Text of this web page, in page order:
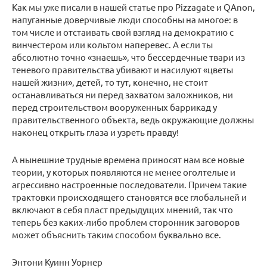
Как мы уже писали в нашей статье про Pizzagate и QAnon,
напуганные доверчивые люди способны на многое: в
том числе и отстаивать свой взгляд на демократию с
винчестером или кольтом наперевес. А если ты
абсолютно точно «знаешь», что бессердечные твари из
теневого правительства убивают и насилуют «цветы
нашей жизни», детей, то тут, конечно, не стоит
останавливаться ни перед захватом заложников, ни
перед строительством вооруженных баррикад у
правительственного объекта, ведь окружающие должны
наконец открыть глаза и узреть правду!
А нынешние трудные времена приносят нам все новые
теории, у которых появляются не менее оголтелые и
агрессивно настроенные последователи. Причем такие
трактовки происходящего становятся все глобальней и
включают в себя пласт предыдущих мнений, так что
теперь без каких-либо проблем сторонник заговоров
может объяснить таким способом буквально все.
Энтони Куинн Уорнер